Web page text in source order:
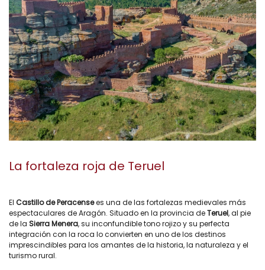
La fortaleza roja de Teruel
El Castillo de Peracensees una de las fortalezas medievales más
espectaculares de Aragón. Situado en la provincia deTeruel, al pie
de la Sierra Menera, su inconfundible tono rojizo y su perfecta
integración con la roca lo convierten en uno de los destinos
imprescindibles para los amantes de la historia, la naturaleza y el
turismo rural.